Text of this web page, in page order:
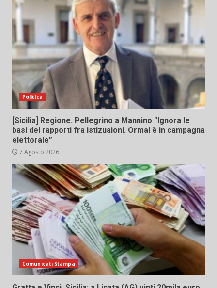
Politica
[Sicilia] Regione. Pellegrino a Mannino “Ignora le
basi dei rapporti fra istizuaioni. Ormai è in campagna
elettorale”
7 Agosto 2026
Comunicati Stampa